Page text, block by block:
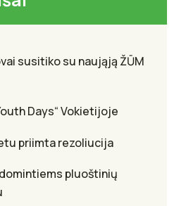
susitiko su naująją ŽŪM
Days“ Vokietijoje
priimta rezoliucija
pluoštinių